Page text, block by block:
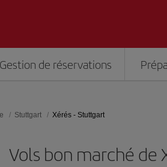
Gestion de réservations
Stuttgart Xérés - Stuttgart
Vols bon marché de